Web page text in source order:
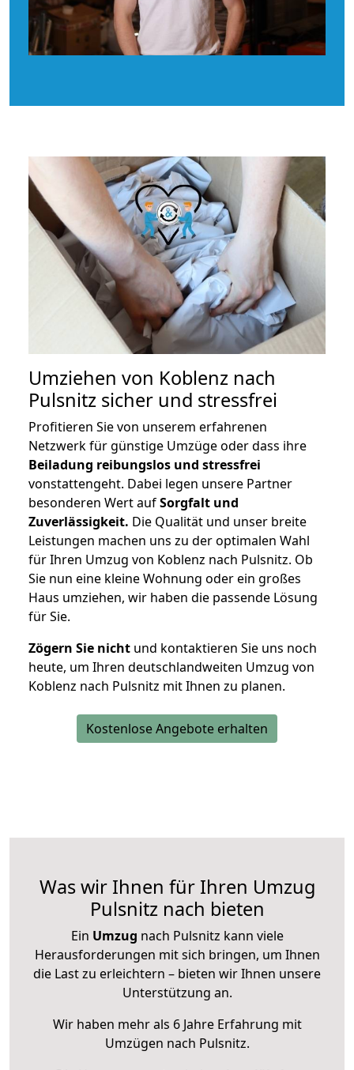
Umziehen von Koblenz nach
Pulsnitz sicher und stressfrei
Profitieren Sie von unserem erfahrenen
Netzwerk für günstige Umzüge oder dass ihre
Beiladung reibungslos und stressfrei
vonstattengeht. Dabei legen unsere Partner
besonderen Wert aufSorgfalt und
Zuverlässigkeit. Die Qualität und unser breite
Leistungen machen uns zu der optimalen Wahl
für Ihren Umzug von Koblenz nach Pulsnitz. Ob
Sie nun eine kleine Wohnung oder ein großes
Haus umziehen, wir haben die passende Lösung
für Sie.
Zögern Sie nicht und kontaktieren Sie uns noch
heute, um Ihren deutschlandweiten Umzug von
Koblenz nach Pulsnitz mit Ihnen zu planen.
Kostenlose Angebote erhalten
Was wir Ihnen für Ihren Umzug
Pulsnitz nach bieten
Ein Umzug nach Pulsnitz kann viele
Herausforderungen mit sich bringen, um Ihnen
die Last zu erleichtern – bieten wir Ihnen unsere
Unterstützung an.
Wir haben mehr als 6 Jahre Erfahrung mit
Umzügen nach Pulsnitz.